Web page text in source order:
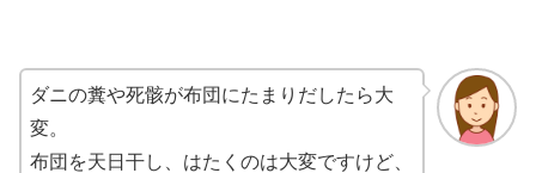
ダニの糞や死骸が布団にたまりだしたら大
変。
布団を天日干し、はたくのは大変ですけど、